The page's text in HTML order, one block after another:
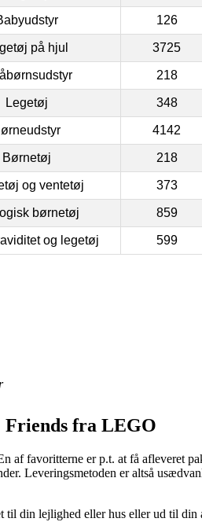
126
på hjul 3725
218
Legetøj 348
4142
Børnetøj 218
og ventetøj 373
børnetøj 859
og legetøj 599
Friends fra LEGO
af favoritterne er p.t. at få afleveret
Leveringsmetoden er altså
din lejlighed eller hus eller ud til